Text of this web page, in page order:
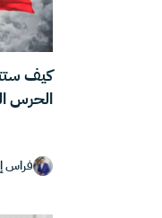
كيف
الحرس
فراس